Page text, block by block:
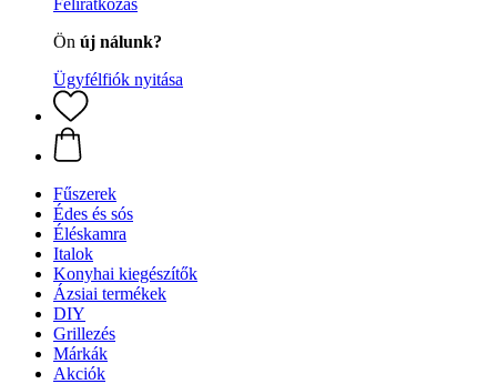
Feliratkozás
Ön új nálunk?
Ügyfélfiók nyitása
Fűszerek
Édes és sós
Éléskamra
Italok
Konyhai kiegészítők
Ázsiai termékek
DIY
Grillezés
Márkák
Akciók